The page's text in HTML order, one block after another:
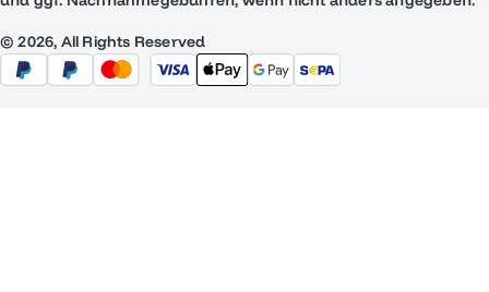
© 2026, All Rights Reserved